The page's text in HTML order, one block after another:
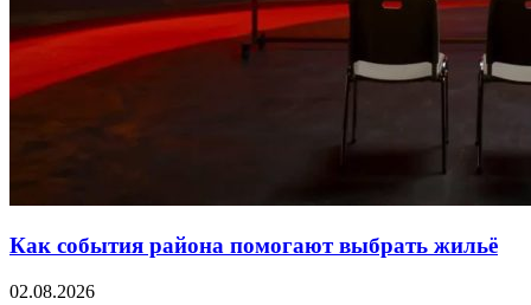
Как события района помогают выбрать жильё
02.08.2026